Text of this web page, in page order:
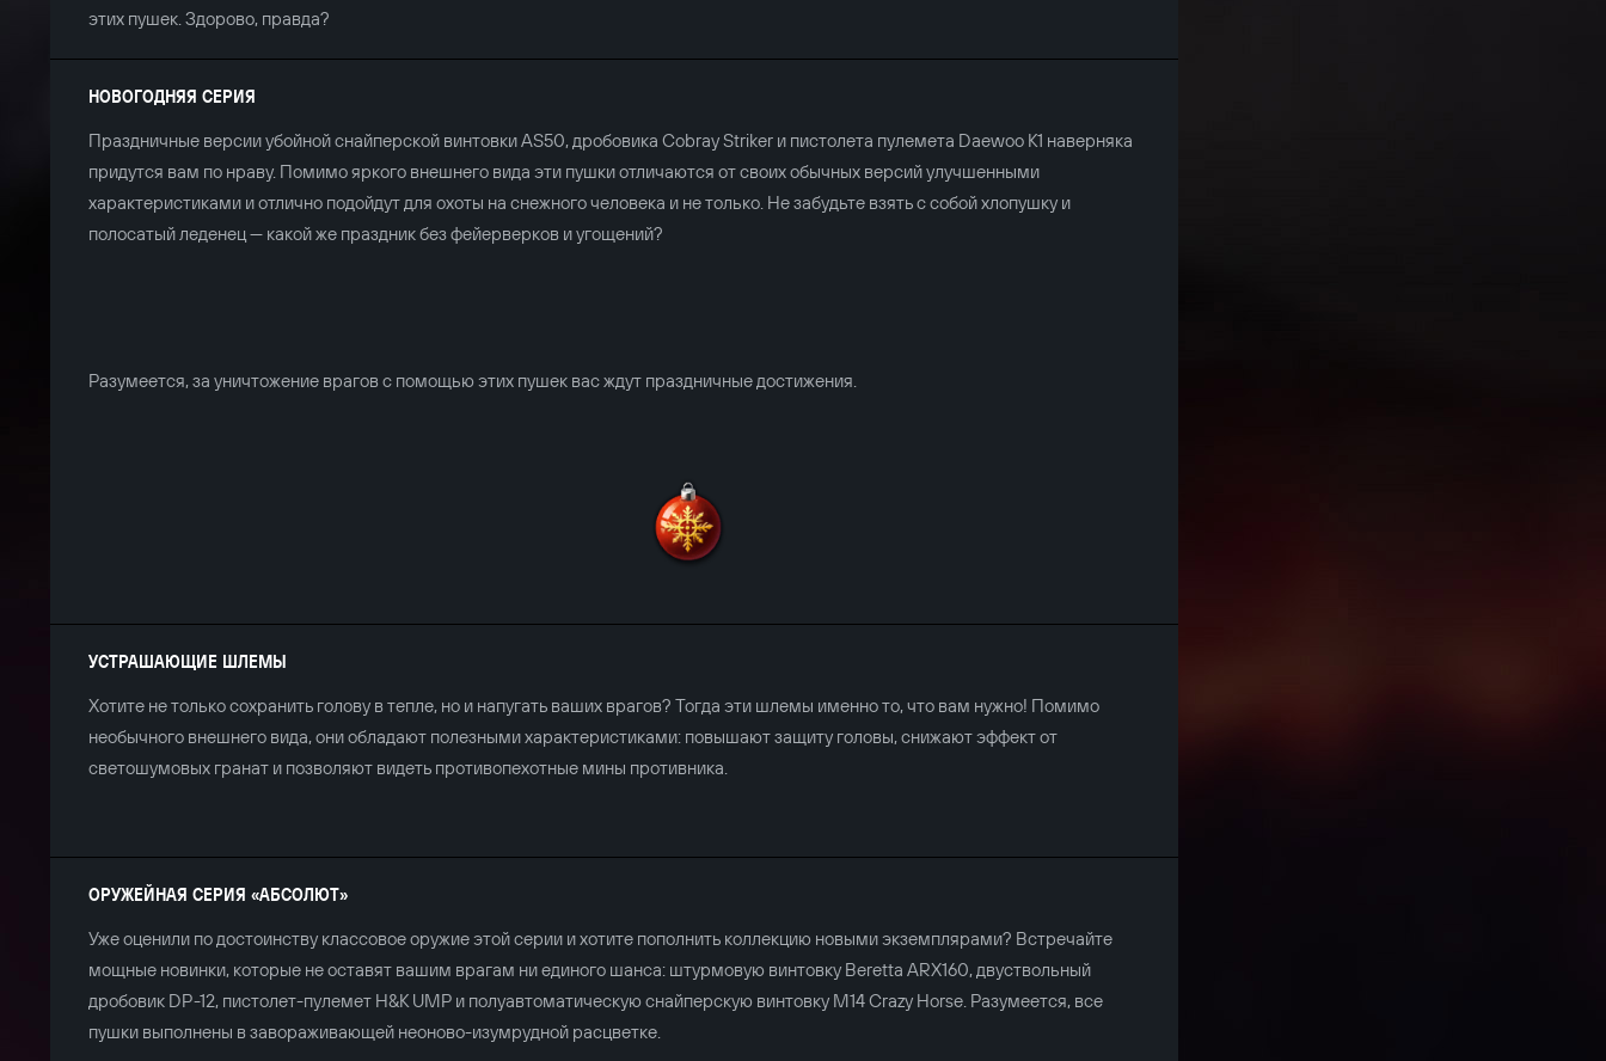
этих пушек. Здорово, правда?
НОВОГОДНЯЯ СЕРИЯ
Праздничные версии убойной снайперской винтовки AS50, дробовика Cobray Striker и пистолета пулемета Daewoo K1 наверняка
придутся вам по нраву. Помимо яркого внешнего вида эти пушки отличаются от своих обычных версий улучшенными
характеристиками и отлично подойдут для охоты на снежного человека и не только. Не забудьте взять с собой хлопушку и
полосатый леденец — какой же праздник без фейерверков и угощений?
Разумеется, за уничтожение врагов с помощью этих пушек вас ждут праздничные достижения.
УСТРАШАЮЩИЕ ШЛЕМЫ
Хотите не только сохранить голову в тепле, но и напугать ваших врагов? Тогда эти шлемы именно то, что вам нужно! Помимо
необычного внешнего вида, они обладают полезными характеристиками: повышают защиту головы, снижают эффект от
светошумовых гранат и позволяют видеть противопехотные мины противника.
ОРУЖЕЙНАЯ СЕРИЯ «АБСОЛЮТ»
Уже оценили по достоинству классовое оружие этой серии и хотите пополнить коллекцию новыми экземплярами? Встречайте
мощные новинки, которые не оставят вашим врагам ни единого шанса: штурмовую винтовку Beretta ARX160, двуствольный
дробовик DP-12, пистолет-пулемет H&K UMP и полуавтоматическую снайперскую винтовку M14 Crazy Horse. Разумеется, все
пушки выполнены в завораживающей неоново-изумрудной расцветке.